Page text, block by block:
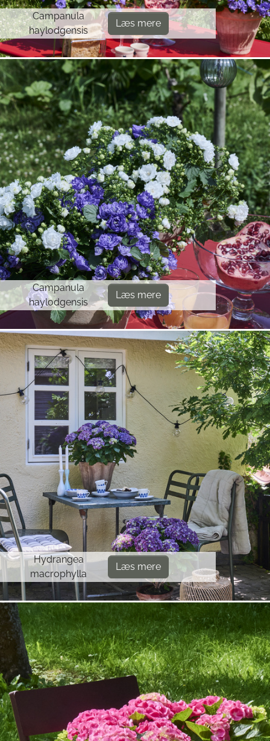
Campanula
haylodgensis
Læs mere
Campanula
haylodgensis
Læs mere
Hydrangea
macrophylla
Læs mere